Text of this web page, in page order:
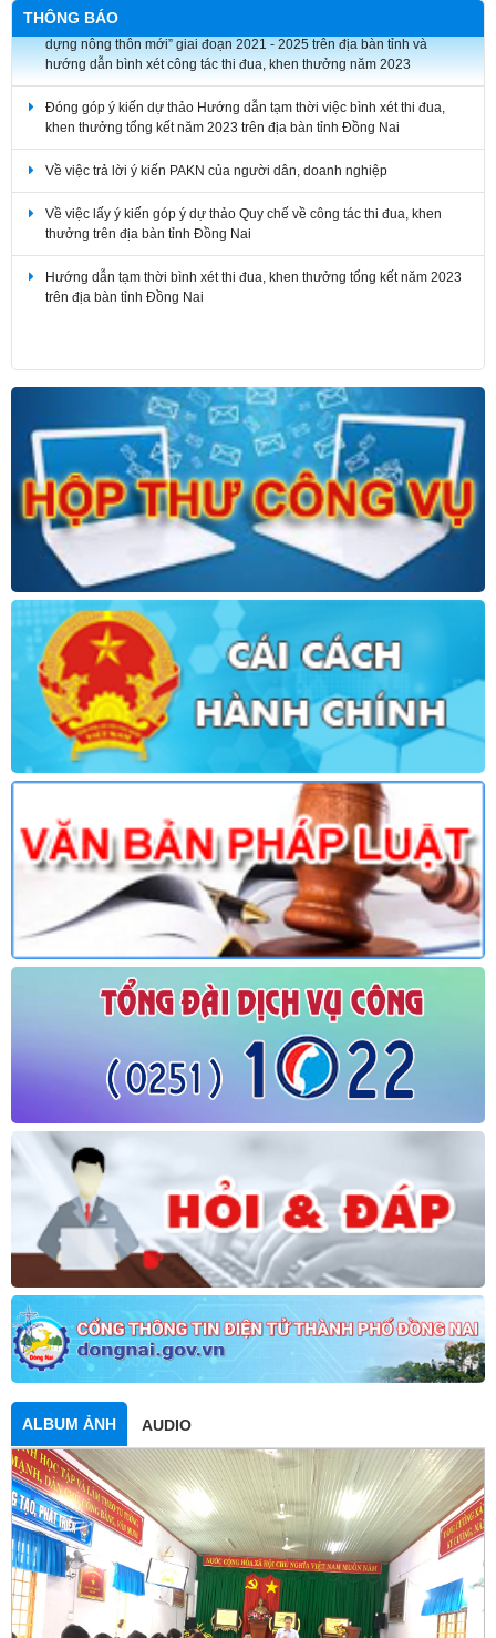
THÔNG BÁO
Tài liệu Hội nghị sơ kết Phong trào thi đua “Toàn tỉnh chung sức ây
dựng nông thôn mới” giai đoạn 2021 - 2025 trên địa bàn tỉnh và
hướng dẫn bình xét công tác thi đua, khen thưởng năm 2023
Đóng góp ý kiến dự thảo Hướng dẫn tạm thời việc bình xét thi đua,
khen thưởng tổng kết năm 2023 trên địa bàn tỉnh Đồng Nai
Về việc trả lời ý kiến PAKN của người dân, doanh nghiệp
Về việc lấy ý kiến góp ý dự thảo Quy chế về công tác thi đua, khen
thưởng trên địa bàn tỉnh Đồng Nai
Hướng dẫn tạm thời bình xét thi đua, khen thưởng tổng kết năm 2023
trên địa bàn tỉnh Đồng Nai
ALBUM ẢNH AUDIO